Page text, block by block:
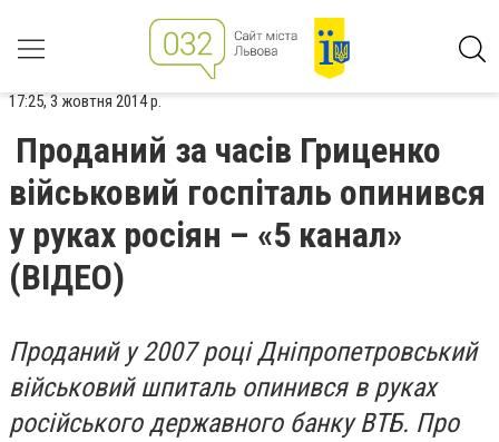
17:25, 3 жовтня 2014 р.
Проданий за часів Гриценко
військовий госпіталь опинився
у руках росіян – «5 канал»
(ВІДЕО)
Проданий у 2007 році Дніпропетровський
військовий шпиталь опинився в руках
російського державного банку ВТБ. Про